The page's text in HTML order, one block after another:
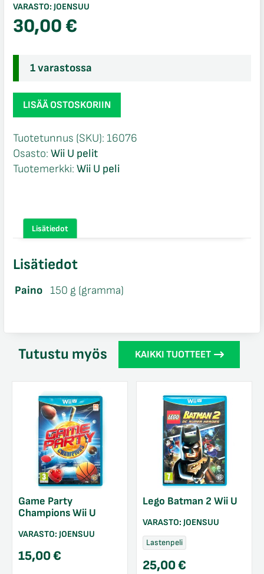
VARASTO: JOENSUU
30,00€
1 varastossa
Sonic
All-
Racing
Transformed
CIB
määrä
LISÄÄ OSTOSKORIIN
Tuotetunnus (SKU): 16076
Osasto: Wii U pelit
Tuotemerkki: Wii U peli
Lisätiedot
Lisätiedot
Paino 150 g (gramma)
Tutustu myös KAIKKI TUOTTEET
Game Party
Champions Wii U
VARASTO: JOENSUU
15,00€
Lego Batman 2 Wii U
VARASTO: JOENSUU
Lastenpeli
25,00€